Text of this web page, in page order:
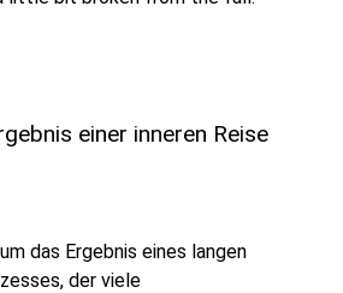
einer inneren Reise
das Ergebnis eines langen
der viele